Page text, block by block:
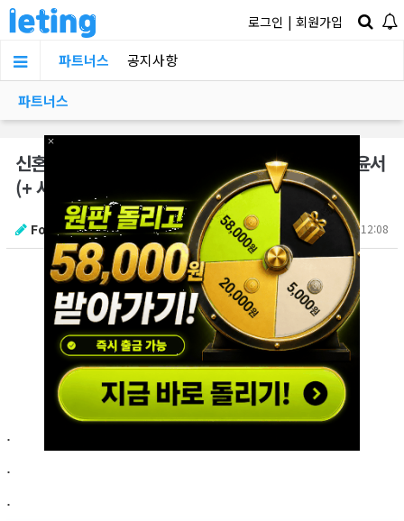
로그인 | 회원가입
파트너스 공지사항
파트너스
신혼여행의 분위기를 완성하는 그녀, 무용과 출신 윤서
(+ 사진 13장)
Fori 2025.06.10 12:08
.
.
.
×